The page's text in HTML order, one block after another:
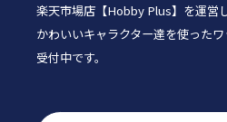
楽天市場店【Hobby Plus】を運営
かわいいキャラクター達を使った
受付中です。